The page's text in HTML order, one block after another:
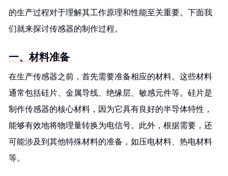
的生产过程对于理解其工作原理和性能至关重要。下面我
们就来探讨传感器的制作过程。
一、材料准备
在生产传感器之前，首先需要准备相应的材料。这些材料
通常包括硅片、金属导线、绝缘层、敏感元件等。硅片是
制作传感器的核心材料，因为它具有良好的半导体特性，
能够有效地将物理量转换为电信号。此外，根据需要，还
可能涉及到其他特殊材料的准备，如压电材料、热电材料
等。